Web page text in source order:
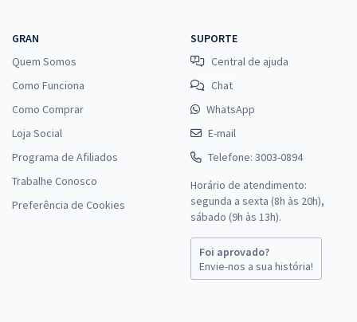
GRAN
Quem Somos
Como Funciona
Como Comprar
Loja Social
Programa de Afiliados
Trabalhe Conosco
Preferência de Cookies
SUPORTE
Central de ajuda
Chat
WhatsApp
E-mail
Telefone: 3003-0894
Horário de atendimento:
segunda a sexta (8h às 20h),
sábado (9h às 13h).
Foi aprovado?
Envie-nos a sua história!